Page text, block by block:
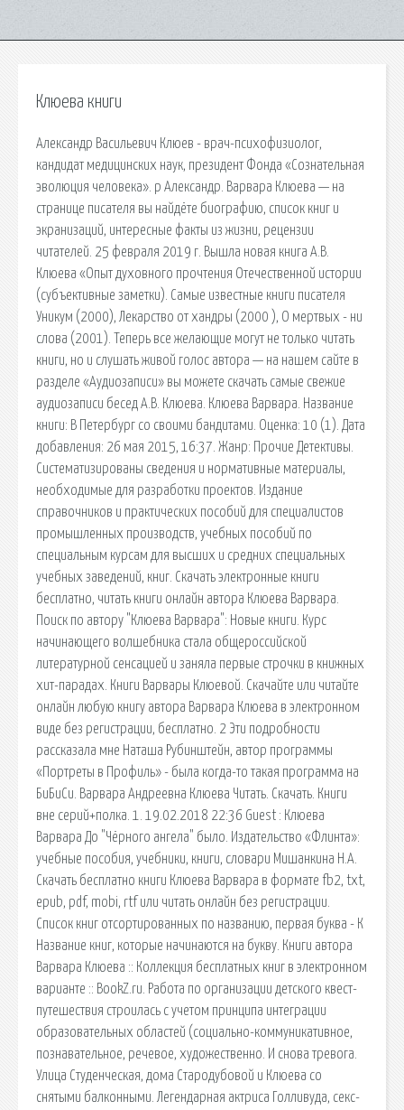
Клюева книги
Александр Васильевич Клюев - врач-психофизиолог,
кандидат медицинских наук, президент Фонда «Сознательная
эволюция человека». p Александр. Варвара Клюева — на
странице писателя вы найдёте биографию, список книг и
экранизаций, интересные факты из жизни, рецензии
читателей. 25 февраля 2019 г. Вышла новая книга А.В.
Клюева «Опыт духовного прочтения Отечественной истории
(субъективные заметки). Самые известные книги писателя
Уникум (2000), Лекарство от хандры (2000 ), О мертвых - ни
слова (2001). Теперь все желающие могут не только читать
книги, но и слушать живой голос автора — на нашем сайте в
разделе «Аудиозаписи» вы можете скачать самые свежие
аудиозаписи бесед А.В. Клюева. Клюева Варвара. Название
книги: В Петербург со своими бандитами. Оценка: 10 (1). Дата
добавления: 26 мая 2015, 16:37. Жанр: Прочие Детективы.
Систематизированы сведения и нормативные материалы,
необходимые для разработки проектов. Издание
справочников и практических пособий для специалистов
промышленных производств, учебных пособий по
специальным курсам для высших и средних специальных
учебных заведений, книг. Скачать электронные книги
бесплатно, читать книги онлайн автора Клюева Варвара.
Поиск по автору "Клюева Варвара": Новые книги. Курс
начинающего волшебника стала общероссийской
литературной сенсацией и заняла первые строчки в книжных
хит-парадах. Книги Варвары Клюевой. Скачайте или читайте
онлайн любую книгу автора Варвара Клюева в электронном
виде без регистрации, бесплатно. 2 Эти подробности
рассказала мне Наташа Рубинштейн, автор программы
«Портреты в Профиль» - была когда-то такая программа на
БиБиСи. Варвара Андреевна Клюева Читать. Скачать. Книги
вне серий+полка. 1. 19.02.2018 22:36 Guest : Клюева
Варвара До "Чёрного ангела" было. Издательство «Флинта»:
учебные пособия, учебники, книги, словари Мишанкина Н.А.
Скачать бесплатно книги Клюева Варвара в формате fb2, txt,
epub, pdf, mobi, rtf или читать онлайн без регистрации.
Список книг отсортированных по названию, первая буква - К
Название книг, которые начинаются на букву. Книги автора
Варвара Клюева :: Коллекция бесплатных книг в электронном
варианте :: BookZ.ru. Работа по организации детского квест-
путешествия строилась с учетом принципа интеграции
образовательных областей (социально-коммуникативное,
познавательное, речевое, художественно. И снова тревога.
Улица Студенческая, дома Стародубовой и Клюева со
снятыми балконными. Легендарная актриса Голливуда, секс-